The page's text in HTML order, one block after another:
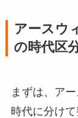
アースウ
の時代区
まずは、ア
時代に分けて